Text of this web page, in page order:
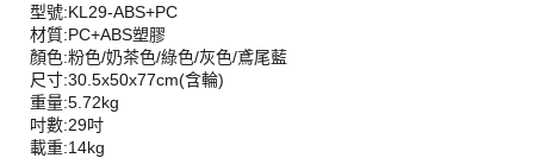
型號:KL29-ABS+PC
材質:PC+ABS塑膠
顏色:粉色/奶茶色/綠色/灰色/鳶尾藍
尺寸:30.5x50x77cm(含輪)
重量:5.72kg
吋數:29吋
載重:14kg